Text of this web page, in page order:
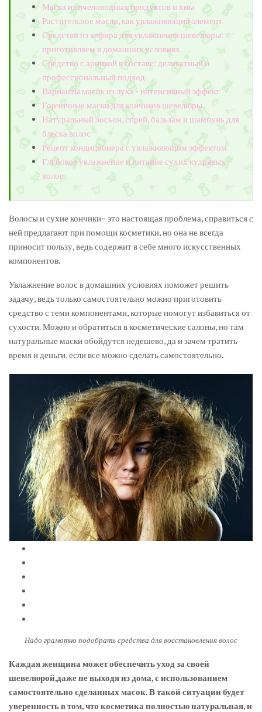
Маска из пчеловодных продуктов и хны
Растительное масло, как увлажняющий элемент
Средство из кефира для увлажнения шевелюры:
приготовляем в домашних условиях
Средство с арникой в составе: деликатный и
профессиональный подход
Варианты масок из лука - интенсивный эффект
Горчичные маски для кончиков шевелюры
Натуральный лосьон, спрей, бальзам и шампунь для
блеска волос
Рецепт кондиционера с увлажняющим эффектом
Глубокое увлажнение и питание сухих кудрявых
волос
Волосы и сухие кончики– это настоящая проблема, справиться с
ней предлагают при помощи косметики, но она не всегда
приносит пользу, ведь содержит в себе много искусственных
компонентов.
Увлажнение волос в домашних условиях поможет решить
задачу, ведь только самостоятельно можно приготовить
средство с теми компонентами, которые помогут избавиться от
сухости. Можно и обратиться в косметические салоны, но там
натуральные маски обойдутся недешево, да и зачем тратить
время и деньги, если все можно сделать самостоятельно.
Надо грамотно подобрать средства для восстановления волос
Каждая женщина может обеспечить уход за своей
шевелюрой,даже не выходя из дома, с использованием
самостоятельно сделанных масок. В такой ситуации будет
уверенность в том, что косметика полностью натуральная, и